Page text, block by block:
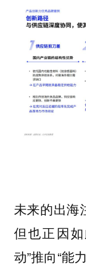
未来的出海
但也正因
动”推向“能